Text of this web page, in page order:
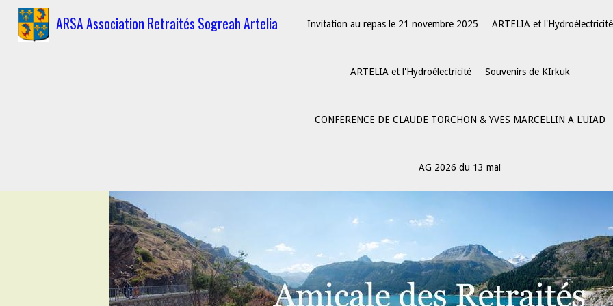
ARSA Association Retraités Sogreah Artelia Invitation au repas le 21 novembre 2025 ARTELIA et l'Hydroélectricité
ARTELIA et l'Hydroélectricité Souvenirs de KIrkuk
CONFERENCE DE CLAUDE TORCHON & YVES MARCELLIN A L'UIAD
AG 2026 du 13 mai